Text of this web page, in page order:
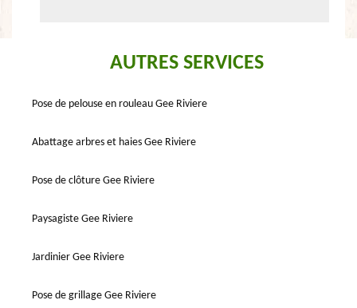
AUTRES SERVICES
Pose de pelouse en rouleau Gee Riviere
Abattage arbres et haies Gee Riviere
Pose de clôture Gee Riviere
Paysagiste Gee Riviere
Jardinier Gee Riviere
Pose de grillage Gee Riviere